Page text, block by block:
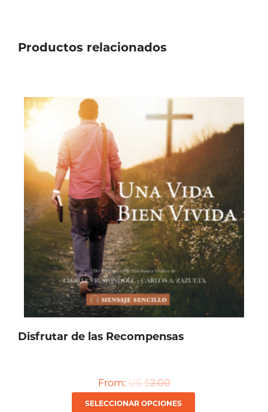
Productos relacionados
Disfrutar de las Recompensas
From: US $2.00
SELECCIONAR OPCIONES